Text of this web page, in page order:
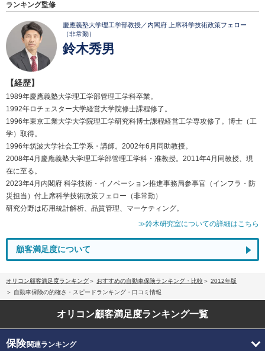
ランキング監修
慶應義塾大学理工学部教授／内閣府 上席科学技術政策フェロー
（非常勤）
鈴木秀男
【経歴】
1989年慶應義塾大学理工学部管理工学科卒業。
1992年ロチェスター大学経営大学院修士課程修了。
1996年東京工業大学大学院理工学研究科博士課程経営工学専攻修了。博士（工
学）取得。
1996年筑波大学社会工学系・講師。2002年6月同助教授。
2008年4月慶應義塾大学理工学部管理工学科・准教授。2011年4月同教授、現
在に至る。
2023年4月内閣府 科学技術・イノベーション推進事務局参事官（インフラ・防
災担当）付上席科学技術政策フェロー（非常勤）
研究分野は応用統計解析、品質管理、マーケティング。
≫鈴木研究室についての詳細はこちら
顧客満足度について
オリコン顧客満足度ランキング おすすめの自動車保険ランキング・比較
2012年版
自動車保険の的確さ・スピードランキング・口コミ情報
オリコン顧客満足度ランキング一覧
保険関連ランキング